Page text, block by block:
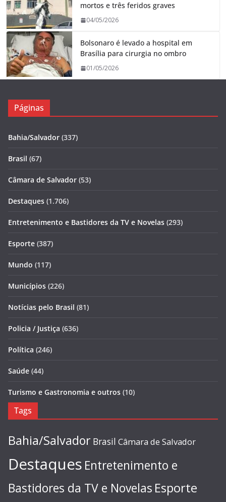
mortos e três feridos graves
04/05/2026
Bolsonaro é levado a hospital em
Brasília para cirurgia no ombro
01/05/2026
Páginas
Bahia/Salvador (337)
Brasil (67)
Câmara de Salvador (53)
Destaques (1.706)
Entretenimento e Bastidores da TV e Novelas (293)
Esporte (387)
Mundo (117)
Municípios (226)
Notícias pelo Brasil (81)
Policia / Justiça (636)
Política (246)
Saúde (44)
Turismo e Gastronomia e outros (10)
Tags
Bahia/Salvador Brasil Câmara de Salvador
Destaques Entretenimento e
Bastidores da TV e Novelas Esporte